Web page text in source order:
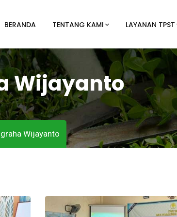
BERANDA TENTANG KAMI LAYANAN TPST
Wijayanto
Wijayanto